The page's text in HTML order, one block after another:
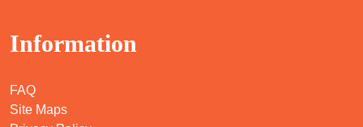
Information
FAQ
Site Maps